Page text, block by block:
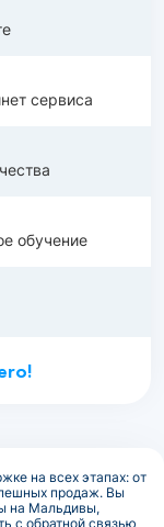
сервиса
обучение
на всех этапах: от
продаж. Вы
на Мальдивы,
с обратной связью